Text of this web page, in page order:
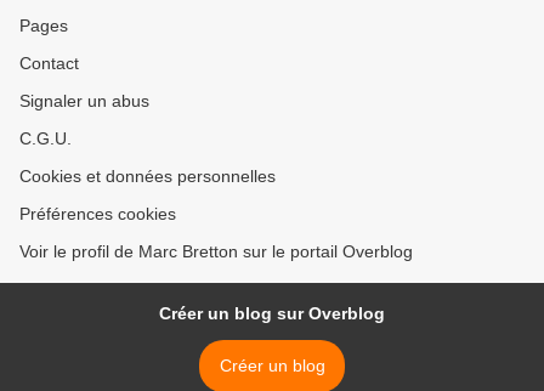
Pages
Contact
Signaler un abus
C.G.U.
Cookies et données personnelles
Préférences cookies
Voir le profil de Marc Bretton sur le portail Overblog
Créer un blog sur Overblog
Créer un blog